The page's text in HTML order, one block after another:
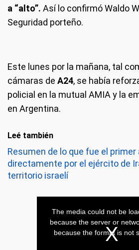
a “alto”. Así lo confirmó Waldo
Seguridad porteño.
Este lunes por la mañana, tal
cámaras de A24, se había
policial en la mutual AMIA y la
en Argentina.
Leé también
Resumen de lo que fue el
directamente por el ejército de
territorio israelí